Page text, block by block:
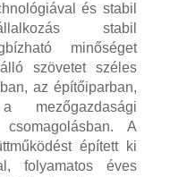
és stabil
stabil
minőséget
szövetet széles
az építőiparban,
A
épített ki
folyamatos éves